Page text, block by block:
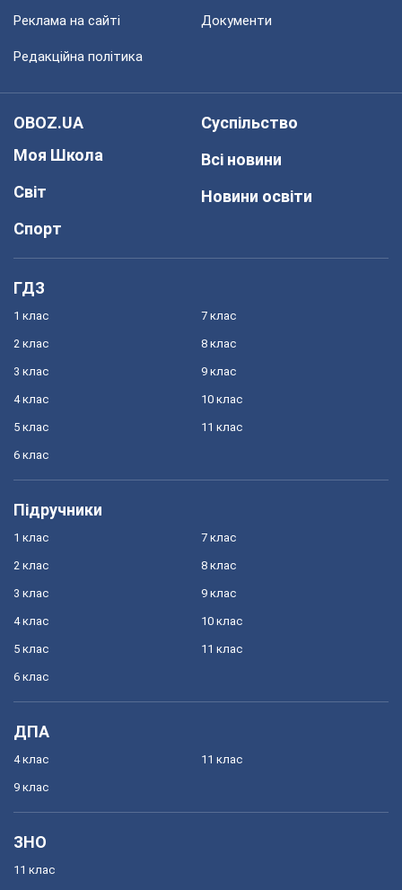
Реклама на сайті Документи
Редакційна політика
OBOZ.UA
Моя Школа
Світ
Спорт
Суспільство
Всі новини
Новини освіти
ГДЗ
1 клас
2 клас
3 клас
4 клас
5 клас
6 клас
7 клас
8 клас
9 клас
10 клас
11 клас
Підручники
1 клас
2 клас
3 клас
4 клас
5 клас
6 клас
7 клас
8 клас
9 клас
10 клас
11 клас
ДПА
4 клас
9 клас
11 клас
ЗНО
11 клас